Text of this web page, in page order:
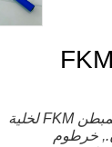
خرطوم السيليكون المبطن FKM لخلية
خرطوم